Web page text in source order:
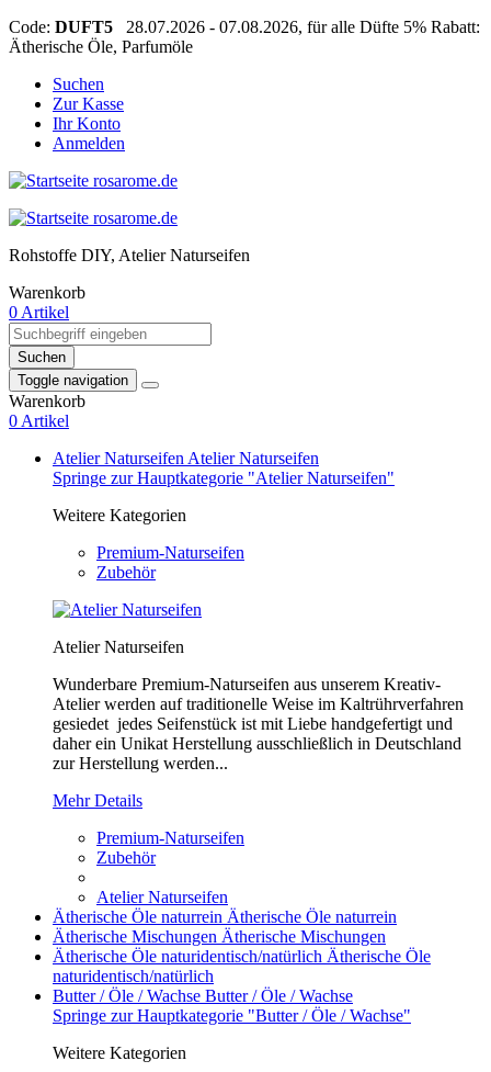
Code: DUFT5 28.07.2026 - 07.08.2026, für alle Düfte 5% Rabatt:
Ätherische Öle, Parfumöle
Suchen
Zur Kasse
Ihr Konto
Anmelden
Rohstoffe DIY, Atelier Naturseifen
Warenkorb
0 Artikel
Suchen
Toggle navigation
Warenkorb
0 Artikel
Atelier Naturseifen Atelier Naturseifen
Springe zur Hauptkategorie "Atelier Naturseifen"
Weitere Kategorien
Premium-Naturseifen
Zubehör
Atelier Naturseifen
Wunderbare Premium-Naturseifen aus unserem Kreativ-
Atelier werden auf traditionelle Weise im Kaltrührverfahren
gesiedet jedes Seifenstück ist mit Liebe handgefertigt und
daher ein Unikat Herstellung ausschließlich in Deutschland
zur Herstellung werden...
Mehr Details
Premium-Naturseifen
Zubehör
Atelier Naturseifen
Ätherische Öle naturrein Ätherische Öle naturrein
Ätherische Mischungen Ätherische Mischungen
Ätherische Öle naturidentisch/natürlich Ätherische Öle
naturidentisch/natürlich
Butter / Öle / Wachse Butter / Öle / Wachse
Springe zur Hauptkategorie "Butter / Öle / Wachse"
Weitere Kategorien